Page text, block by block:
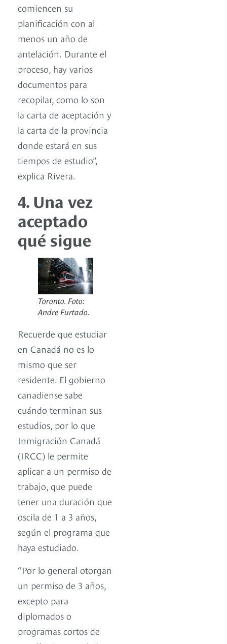
comiencen su
planificación con al
menos un año de
antelación. Durante el
proceso, hay varios
documentos para
recopilar, como lo son
la carta de aceptación y
la carta de la provincia
donde estará en sus
tiempos de estudio”,
explica Rivera.
4. Una vez
aceptado
qué sigue
Toronto. Foto:
Andre Furtado.
Recuerde que estudiar
en Canadá no es lo
mismo que ser
residente. El gobierno
canadiense sabe
cuándo terminan sus
estudios, por lo que
Inmigración Canadá
(IRCC) le permite
aplicar a un permiso de
trabajo, que puede
tener una duración que
oscila de 1 a 3 años,
según el programa que
haya estudiado.
“Por lo general otorgan
un permiso de 3 años,
excepto para
diplomados o
programas cortos de